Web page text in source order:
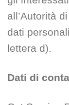
all’Autorità
dati
lettera d).
Dati di